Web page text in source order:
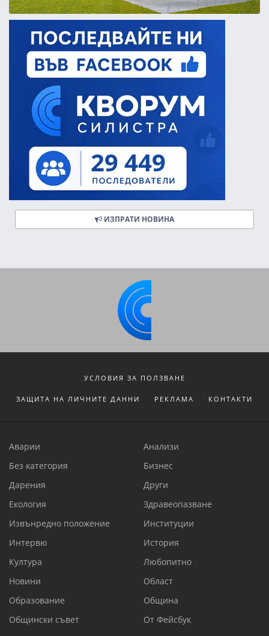
ИЗПРАТИ НОВИНА
УСЛОВИЯ ЗА ПОЛЗВАНЕ
ЗАЩИТА НА ЛИЧНИТЕ ДАННИ РЕКЛАМА КОНТАКТИ
Аварии
Анализи
Без категория
Бизнес
Дарения
Други
Екология
Здравеопазване
Извънредно положение
Институции
Интервю
История
Култура
Любопитно
Новини
Област
Образование
Община
Общински съвет
От Фейсбук